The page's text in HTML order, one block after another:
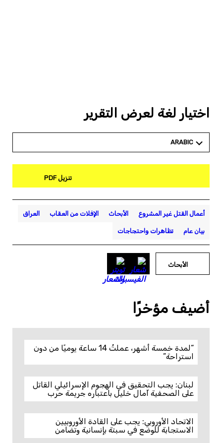
اختيار لغة لعرض التقرير
ARABIC
تنزيل PDF
أعمال القتل غير المشروع الأبحاث الإفلات من العقاب العراق
بيان عام تظاهرات واحتجاجات
الأبحاث
أضيف مؤخرًا
“لمدة خمسة أشهر، عملتُ 14 ساعة يوميًا من دون
استراحة”
لبنان: يجب التحقيق في الهجوم الإسرائيلي القاتل
على الصحفية آمال خليل باعتباره جريمة حرب
الاتحاد الأوروبي: يجب على القادة الأوروبيين
الاستجابة للوضع في سبتة بإنسانية وتضامن